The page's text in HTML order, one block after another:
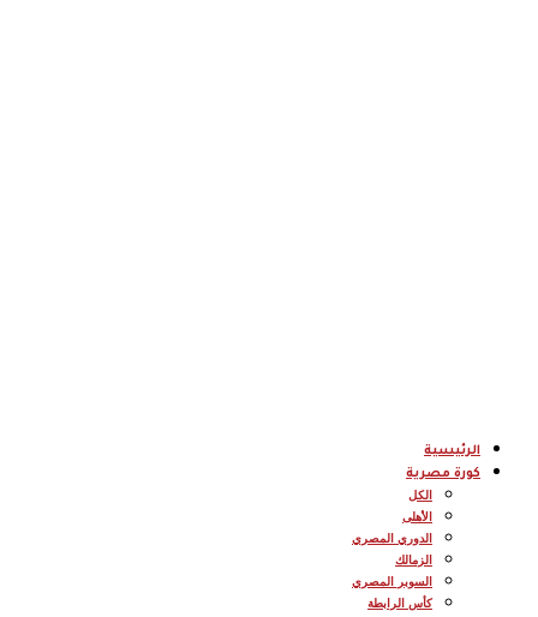
الرئيسية
كورة مصرية
الكل
الأهلى
الدوري المصري
الزمالك
السوبر المصري
كأس الرابطة